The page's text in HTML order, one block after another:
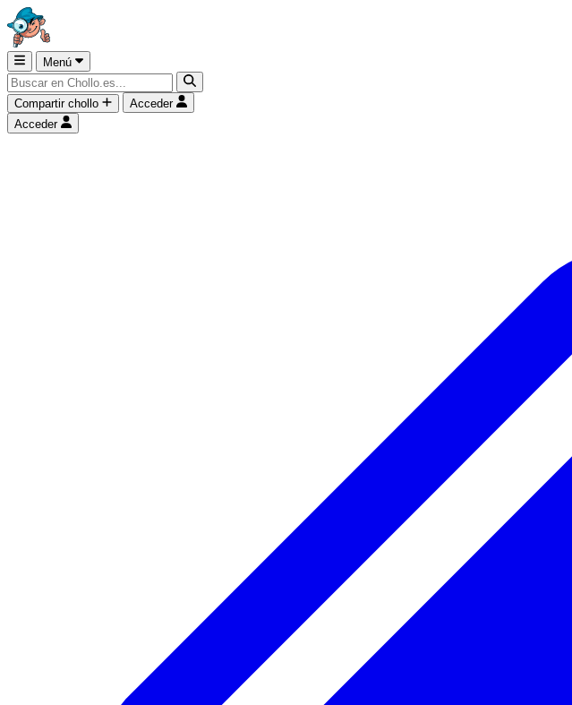
Menú
Compartir chollo
Acceder
Acceder